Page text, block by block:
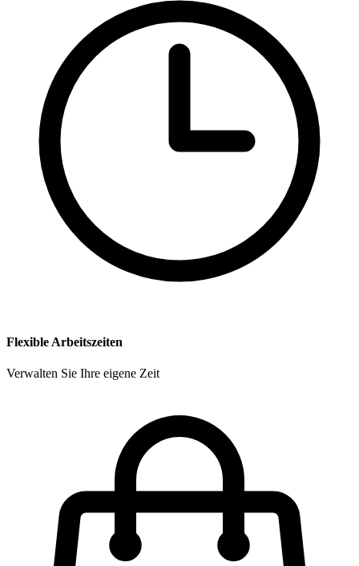
Flexible Arbeitszeiten
Verwalten Sie Ihre eigene Zeit